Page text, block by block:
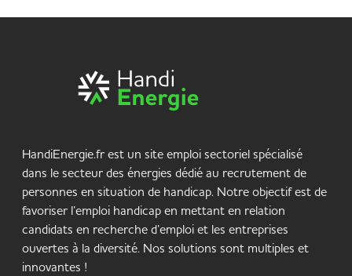
HandiEnergie.fr est un site emploi sectoriel spécialisé
dans le secteur des énergies dédié au recrutement de
personnes en situation de handicap. Notre objectif est de
favoriser l’emploi handicap en mettant en relation
candidats en recherche d’emploi et les entreprises
ouvertes à la diversité. Nos solutions sont multiples et
innovantes !